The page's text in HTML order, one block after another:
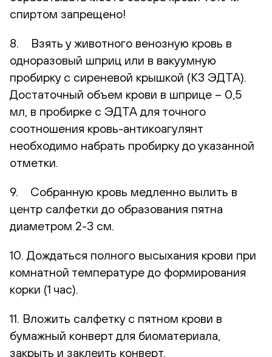
спиртом запрещено!
8. Взять у животного венозную кровь в
одноразовый шприц или в вакуумную
пробирку с сиреневой крышкой (К3 ЭДТА).
Достаточный объем крови в шприце – 0,5
мл, в пробирке с ЭДТА для точного
соотношения кровь-антикоагулянт
необходимо набрать пробирку до указанной
отметки.
9. Собранную кровь медленно вылить в
центр салфетки до образования пятна
диаметром 2-3 см.
10. Дождаться полного высыхания крови при
комнатной температуре до формирования
корки (1 час).
11. Вложить салфетку с пятном крови в
бумажный конверт для биоматериала,
закрыть и заклеить конверт.